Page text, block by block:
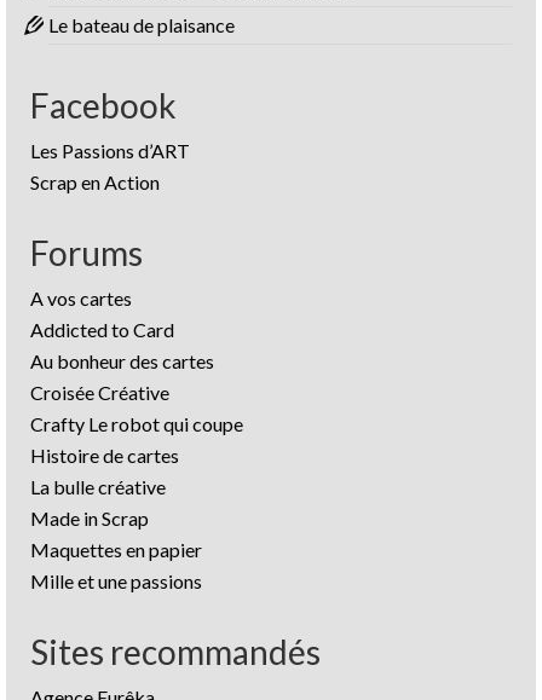
Le bateau de plaisance
Facebook
Les Passions d’ART
Scrap en Action
Forums
A vos cartes
Addicted to Card
Au bonheur des cartes
Croisée Créative
Crafty Le robot qui coupe
Histoire de cartes
La bulle créative
Made in Scrap
Maquettes en papier
Mille et une passions
Sites recommandés